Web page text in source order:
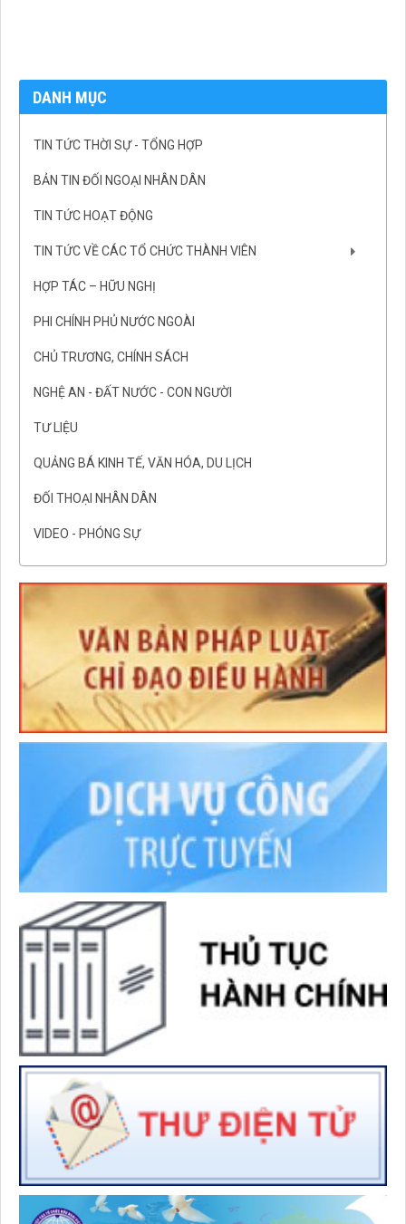
DANH MỤC
TIN TỨC THỜI SỰ - TỔNG HỢP
BẢN TIN ĐỐI NGOẠI NHÂN DÂN
TIN TỨC HOẠT ĐỘNG
TIN TỨC VỀ CÁC TỔ CHỨC THÀNH VIÊN
HỢP TÁC – HỮU NGHỊ
PHI CHÍNH PHỦ NƯỚC NGOÀI
CHỦ TRƯƠNG, CHÍNH SÁCH
NGHỆ AN - ĐẤT NƯỚC - CON NGƯỜI
TƯ LIỆU
QUẢNG BÁ KINH TẾ, VĂN HÓA, DU LỊCH
ĐỐI THOẠI NHÂN DÂN
VIDEO - PHÓNG SỰ